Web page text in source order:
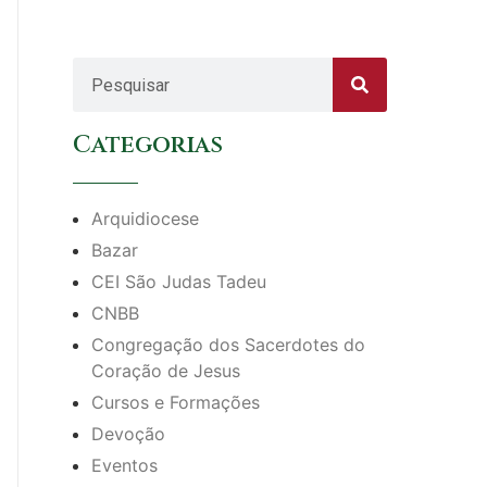
Categorias
Arquidiocese
Bazar
CEI São Judas Tadeu
CNBB
Congregação dos Sacerdotes do
Coração de Jesus
Cursos e Formações
Devoção
Eventos